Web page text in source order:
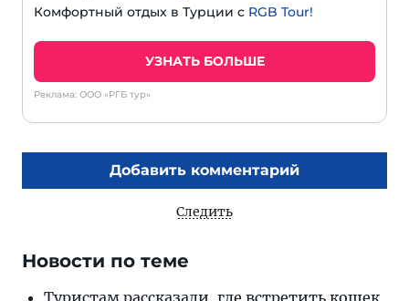
Комфортный отдых в Турции с RGB Tour!
УЗНАТЬ БОЛЬШЕ
Реклама: ООО «РГБ тур»
Добавить комментарий
Следить
Новости по теме